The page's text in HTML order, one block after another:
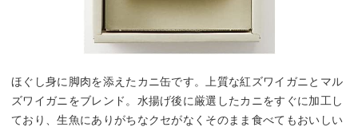
ほぐし身に脚肉を添えたカニ缶です。上質な紅ズワイガニとマル
ズワイガニをブレンド。水揚げ後に厳選したカニをすぐに加工し
ており、生魚にありがちなクセがなくそのまま食べてもおいしい